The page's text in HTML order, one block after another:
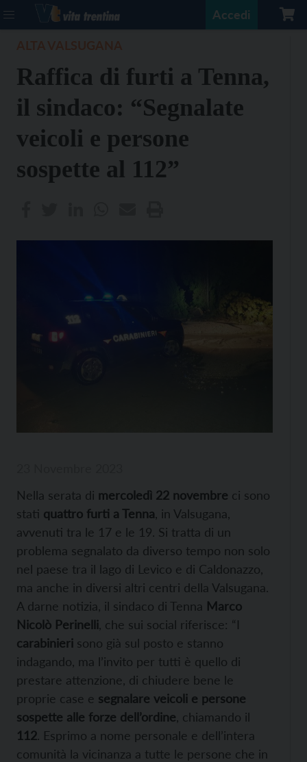
Accedi
Raffica di furti a Tenna,
il sindaco: “Segnalate
veicoli e persone
sospette al 112”
Nella serata di mercoledì 22 novembre ci sono
stati quattro furti a Tenna , in Valsugana,
avvenuti tra le 17 e le 19. Si tratta di un
problema segnalato da diverso tempo non solo
nel paese tra il lago di Levico e di Caldonazzo,
ma anche in diversi altri centri della Valsugana.
A darne notizia, il sindaco di Tenna Marco
Nicolò Perinelli , che sui social riferisce: “I
carabinieri sono già sul posto e stanno
indagando, ma l’invito per tutti è quello di
prestare attenzione, di chiudere bene le
proprie case e segnalare veicoli e persone
sospette alle forze dell’ordine , chiamando il
112. Esprimo a nome personale e dell’intera
comunità la vicinanza a tutte le persone che in